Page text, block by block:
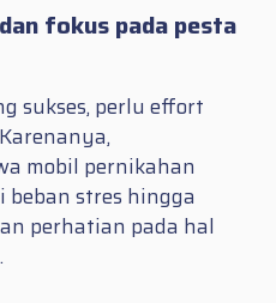
fokus pada pesta
sukses, perlu effort
mobil pernikahan
stres hingga
perhatian pada hal